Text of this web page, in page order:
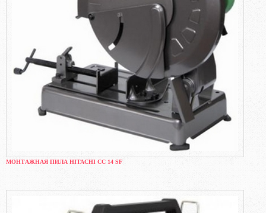
МОНТАЖНАЯ ПИЛА HITACHI CC 14 SF